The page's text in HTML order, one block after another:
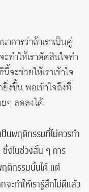
การว่าถ้าเราเป็นคู่
ะทำให้เราตัดสินใจทำ
จะช่วยให้เราเข้าใจ
งขึ้น พอเข้าใจถึงที่
ๆ ลดลงได้
นพฤติกรรมที่ไม่ควรทำ
งในช่วงสั้น ๆ การ
ติกรรมนั้นได้ แต่
ะทำให้เรารู้สึกไม่ดีแล้ว